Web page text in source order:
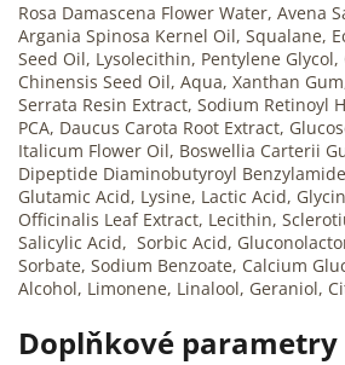
Rosa Damascena Flower Water, Avena
Argania Spinosa Kernel Oil, Squalane,
Seed Oil, Lysolecithin, Pentylene
Chinensis Seed Oil, Aqua, Xanthan
Serrata Resin Extract, Sodium Retinoyl
PCA, Daucus Carota Root Extract,
Italicum Flower Oil, Boswellia Carterii
Dipeptide Diaminobutyroyl
Glutamic Acid, Lysine, Lactic Acid,
Officinalis Leaf Extract, Lecithin,
Salicylic Acid, Sorbic Acid,
Sorbate, Sodium Benzoate, Calcium
Alcohol, Limonene, Linalool, Geraniol,
Doplňkové parametry